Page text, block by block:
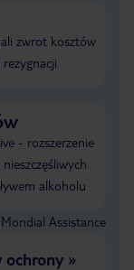
zwrot kosztów
- rozszerzenie
alkoholu
Assistance
ochrony»